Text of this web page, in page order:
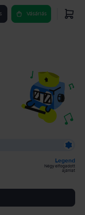
Vásárlás
Legend
Négy elfogadott
ajánlat